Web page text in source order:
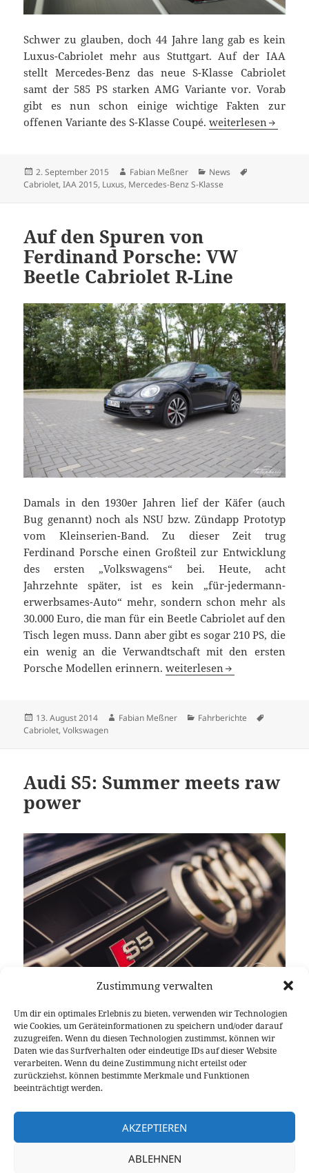
Zustimmung verwalten
Um dir ein optimales Erlebnis zu bieten, verwenden wir Technologien
wie Cookies, um Geräteinformationen zu speichern und/oder darauf
zuzugreifen. Wenn du diesen Technologien zustimmst, können wir
Daten wie das Surfverhalten oder eindeutige IDs auf dieser Website
verarbeiten. Wenn du deine Zustimmung nicht erteilst oder
zurückziehst, können bestimmte Merkmale und Funktionen
beeinträchtigt werden.
AKZEPTIEREN
ABLEHNEN
Schwer zu glauben, doch 44 Jahre lang gab es kein
Luxus-Cabriolet mehr aus Stuttgart. Auf der IAA
stellt Mercedes-Benz das neue S-Klasse Cabriolet
samt der 585 PS starken AMG Variante vor. Vorab
gibt es nun schon einige wichtige Fakten zur
offenen Variante des S-Klasse Coupé.Offene
weiterlesen
Veröffentlicht
am
2. September 2015 Autor
Fabian Meßner Kategorien
News
Cabriolet,IAA 2015, Luxus, Mercedes-Benz S-Klasse
Auf den Spuren von
Ferdinand Porsche: VW
Beetle Cabriolet R-Line
Damals in den 1930er Jahren lief der Käfer (auch
Bug genannt) noch als NSU bzw. Zündapp Prototyp
vom Kleinserien-Band. Zu dieser Zeit trug
Ferdinand Porsche einen Großteil zur Entwicklung
des ersten „Volkswagens“ bei. Heute, acht
Jahrzehnte später, ist es kein „für-jedermann-
erwerbsames-Auto“ mehr, sondern schon mehr als
30.000 Euro, die man für ein Beetle Cabriolet auf den
Tisch legen muss. Dann aber gibt es sogar 210 PS, die
ein wenig an die Verwandtschaft mit den ersten
Porsche Modellen erinnern.Auf den Spuren von
weiterlesen
Veröffentlicht
am
13. August 2014 Autor
Fabian Meßner Kategorien
Fahrberichte
Cabriolet,Volkswagen
Audi S5: Summer meets raw
power
S5 ist dein kampferprobtes Streitpferd. Die erste
Wahl, wenn es darum geht Sportlichkeit und
Eleganz bei einem Cabrio-Roadtrip zu verbinden.
Auf dem Weg über das nahe gelegene Dijon, die
urbane Herausforderung, welche Lyon darstellt,
Meer im Süd-Osten in Sicht ist.weiterlesen